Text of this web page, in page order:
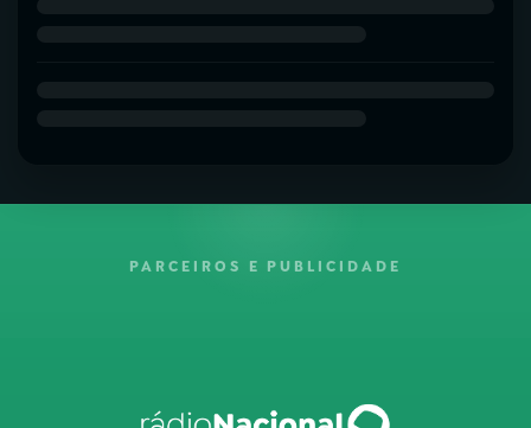
PARCEIROS E PUBLICIDADE